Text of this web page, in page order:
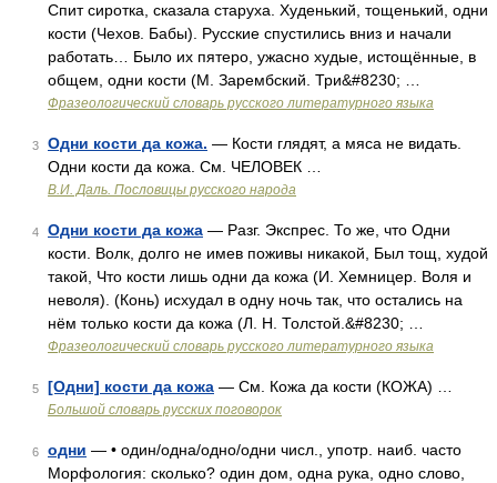
Спит сиротка, сказала старуха. Худенький, тощенький, одни
кости (Чехов. Бабы). Русские спустились вниз и начали
работать… Было их пятеро, ужасно худые, истощённые, в
общем, одни кости (М. Зарембский. Три&#8230; …
Фразеологический словарь русского литературного языка
3 Одни кости да кожа. — Кости глядят, а мяса не видать.
Одни кости да кожа. См. ЧЕЛОВЕК …
В.И. Даль. Пословицы русского народа
4 Одни кости да кожа — Разг. Экспрес. То же, что Одни
кости. Волк, долго не имев поживы никакой, Был тощ, худой
такой, Что кости лишь одни да кожа (И. Хемницер. Воля и
неволя). (Конь) исхудал в одну ночь так, что остались на
нём только кости да кожа (Л. Н. Толстой.&#8230; …
Фразеологический словарь русского литературного языка
5 [Одни] кости да кожа — См. Кожа да кости (КОЖА) …
Большой словарь русских поговорок
6 одни — • один/одна/одно/одни числ., употр. наиб. часто
Морфология: сколько? один дом, одна рука, одно слово,